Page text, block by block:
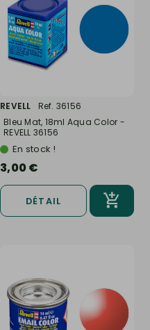
REVELL
Ref. 36156
Bleu Mat, 18ml Aqua Color -
REVELL 36156
En stock !
3,00 €
DÉTAIL